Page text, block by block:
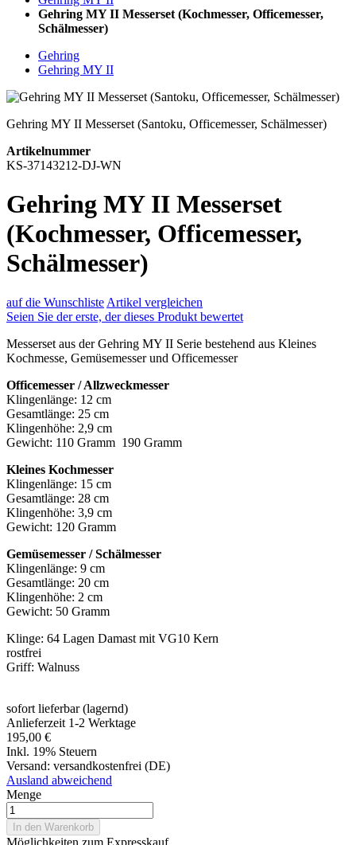
Gehring MY II Messerset (Kochmesser, Officemesser,
Schälmesser)
Gehring
Gehring MY II
Gehring MY II Messerset (Santoku, Officemesser, Schälmesser)
Artikelnummer
KS-37143212-DJ-WN
Gehring MY II Messerset
(Kochmesser, Officemesser,
Schälmesser)
auf die Wunschliste Artikel vergleichen
Seien Sie der erste, der dieses Produkt bewertet
Messerset aus der Gehring MY II Serie bestehend aus Kleines
Kochmesse, Gemüsemesser und Officemesser
Officemesser / Allzweckmesser
Klingenlänge: 12 cm
Gesamtlänge: 25 cm
Klingenhöhe: 2,9 cm
Gewicht: 110 Gramm 190 Gramm
Kleines Kochmesser
Klingenlänge: 15 cm
Gesamtlänge: 28 cm
Klingenhöhe: 3,9 cm
Gewicht: 120 Gramm
Gemüsemesser / Schälmesser
Klingenlänge: 9 cm
Gesamtlänge: 20 cm
Klingenhöhe: 2 cm
Gewicht: 50 Gramm
Klinge: 64 Lagen Damast mit VG10 Kern
rostfrei
Griff: Walnuss
sofort lieferbar (lagernd)
Anlieferzeit 1-2 Werktage
195,00 €
Inkl. 19% Steuern
Versand: versandkostenfrei (DE)
Ausland abweichend
Menge
In den Warenkorb
Möglichkeiten zum Expresskauf